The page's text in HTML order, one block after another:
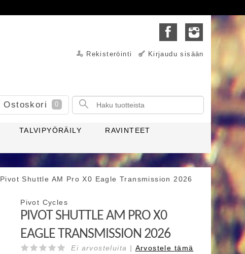
Rekisteröinti Kirjaudu sisään
Ostoskori 0
TALVIPYÖRÄILY
RAVINTEET
Pivot Shuttle AM Pro X0 Eagle Transmission 2026
Pivot Cycles
PIVOT SHUTTLE AM PRO X0
EAGLE TRANSMISSION 2026
Ei arvosteluita | Arvostele tämä